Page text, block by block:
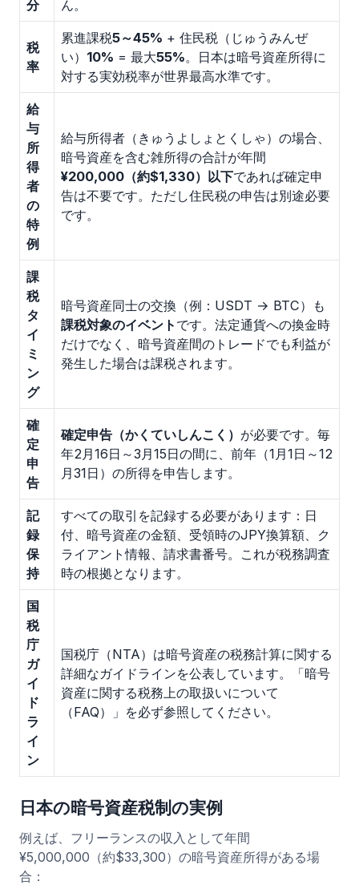
分
ん。
税
率
累進課税5～45% + 住民税（じゅうみんぜ
い） 10% = 最大55%。日本は暗号資産所得に
対する実効税率が世界最高水準です。
給
与
所
得
者
の
特
例
給与所得者（きゅうよしょとくしゃ）の場合、
暗号資産を含む雑所得の合計が年間
¥200,000（約$1,330）以下であれば確定申
告は不要です。ただし住民税の申告は別途必要
です。
課
税
タ
イ
ミ
ン
グ
暗号資産同士の交換（例：USDT → BTC）も
課税対象のイベント です。法定通貨への換金時
だけでなく、暗号資産間のトレードでも利益が
発生した場合は課税されます。
確
定
申
告
確定申告（かくていしんこく） が必要です。毎
年2月16日～3月15日の間に、前年（1月1日～12
月31日）の所得を申告します。
記
録
保
持
すべての取引を記録する必要があります：日
付、暗号資産の金額、受領時のJPY換算額、ク
ライアント情報、請求書番号。これが税務調査
時の根拠となります。
国
税
庁
ガ
イ
ド
ラ
イ
ン
国税庁（NTA）は暗号資産の税務計算に関する
詳細なガイドラインを公表しています。「暗号
資産に関する税務上の取扱いについて
（FAQ）」を必ず参照してください。
日本の暗号資産税制の実例
例えば、フリーランスの収入として年間
¥5,000,000（約$33,300）の暗号資産所得がある場
合：